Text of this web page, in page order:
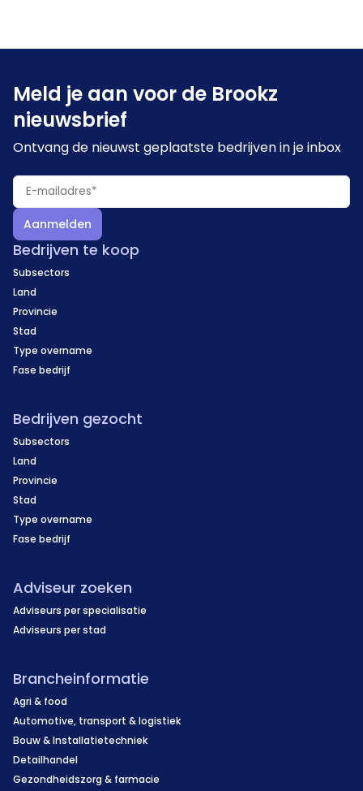
Meld je aan voor de Brookz
nieuwsbrief
Ontvang de nieuwst geplaatste bedrijven in je inbox
Aanmelden
Bedrijven te koop
Subsectors
Land
Provincie
Stad
Type overname
Fase bedrijf
Bedrijven gezocht
Subsectors
Land
Provincie
Stad
Type overname
Fase bedrijf
Adviseur zoeken
Adviseurs per specialisatie
Adviseurs per stad
Brancheinformatie
Agri & food
Automotive, transport & logistiek
Bouw & Installatietechniek
Detailhandel
Gezondheidszorg & farmacie